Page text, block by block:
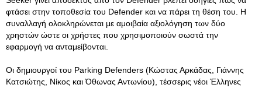
φτάσει στην τοποθεσία του Defender και να πάρει τη θέση του. Η
συναλλαγή ολοκληρώνεται με αμοιβαία αξιολόγηση των δύο
χρηστών ώστε οι χρήστες που χρησιμοποιούν σωστά την
εφαρμογή να ανταμείβονται.
Οι δημιουργοί του Parking Defenders (Κώστας Αρκάδας, Γιάννης
Κατσιώτης, Νίκος και Όθωνας Αντωνίου), τέσσερις νέοι Έλληνες